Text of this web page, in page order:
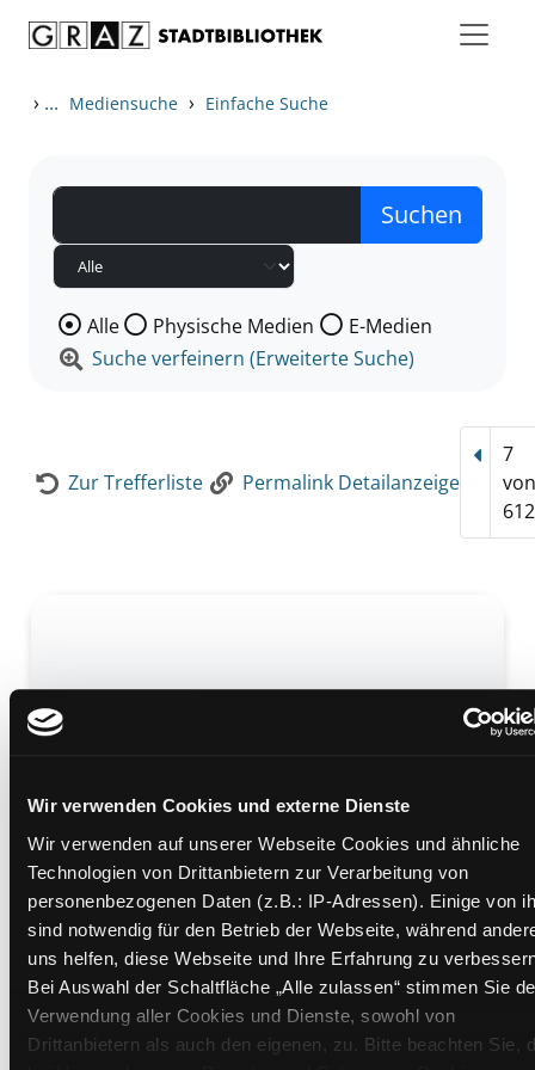
Wir verwenden Cookies und externe Dienste
Wir verwenden auf unserer Webseite Cookies und ähnliche
Technologien von Drittanbietern zur Verarbeitung von
personenbezogenen Daten (z.B.: IP-Adressen). Einige von
sind notwendig für den Betrieb der Webseite, während
uns helfen, diese Webseite und Ihre Erfahrung zu
Bei Auswahl der Schaltfläche „Alle zulassen“ stimmen Sie
Verwendung aller Cookies und Dienste, sowohl von
Drittanbietern als auch den eigenen, zu. Bitte beachten Sie,
› ... Mediensuche › Einfache Suche
Wählen Sie die Medienart nach der Sie suchen wollen.
Alle Physische Medien
E-Medien
Suche verfeinern (Erweiterte Suche)
Zur Trefferliste Permalink Detailanzeige
7
von
612
Der Name
Übergeordnetes Werk: Die Nacht singt ihre Lieder /
Fosse, Jon
Mehr Informationen ein-/ausblenden
Medium auf die Postliste setzen